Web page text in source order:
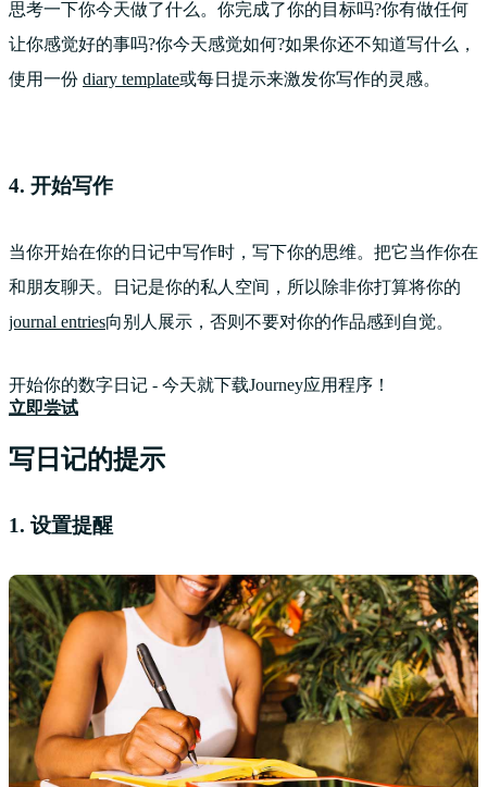
思考一下你今天做了什么。你完成了你的目标吗?你有做任何
让你感觉好的事吗?你今天感觉如何?如果你还不知道写什么，
使用一份 diary template或每日提示来激发你写作的灵感。
4. 开始写作
当你开始在你的日记中写作时，写下你的思维。把它当作你在
和朋友聊天。日记是你的私人空间，所以除非你打算将你的
journal entries向别人展示，否则不要对你的作品感到自觉。
开始你的数字日记 - 今天就下载Journey应用程序！
立即尝试
写日记的提示
1. 设置提醒